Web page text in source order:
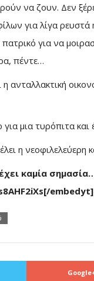
να ζουν. Δεν
για λίγα
για να
πέντε…
ανταλλακτική
μια τυρόπιτα
η νεοφιλελεύερη
καμία
embedyt]